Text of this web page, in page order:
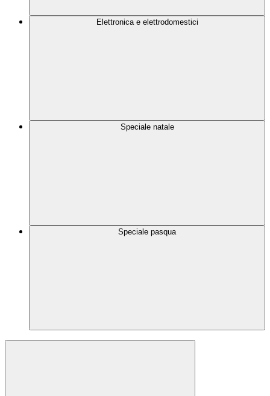
Elettronica e elettrodomestici
Speciale natale
Speciale pasqua